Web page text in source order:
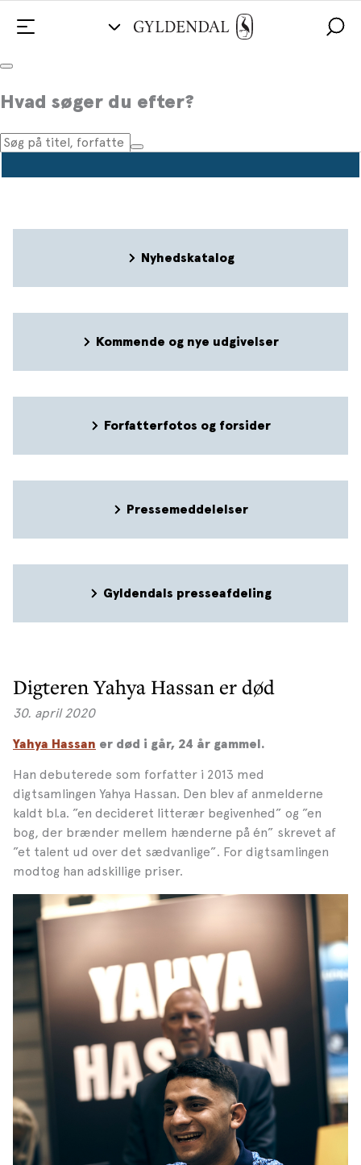
Hvad søger du efter?
Pressemeddelelser
Nyhedskatalog
Kommende og nye udgivelser
Forfatterfotos og forsider
Pressemeddelelser
Gyldendals presseafdeling
Digteren Yahya Hassan er død
30. april 2020
Yahya Hassan er død i går, 24 år gammel.
Han debuterede som forfatter i 2013 med
digtsamlingen Yahya Hassan. Den blev af anmelderne
kaldt bl.a. ”en decideret litterær begivenhed” og ”en
bog, der brænder mellem hænderne på én” skrevet af
”et talent ud over det sædvanlige”. For digtsamlingen
modtog han adskillige priser.